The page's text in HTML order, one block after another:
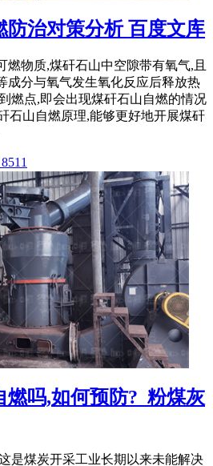
防治对策分析 百度文库
燃物质,煤矸石山中空隙带有氧气,且
成分与氧气发生氧化反应后释放热
燃点,即会出现煤矸石山自燃的情况
石山自燃原理,能够更好地开展煤矸
燃吗,如何预防?_粉煤灰
是煤炭开采工业长期以来未能解决